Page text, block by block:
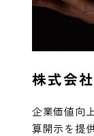
株式会
企業価値向
算開示を提供